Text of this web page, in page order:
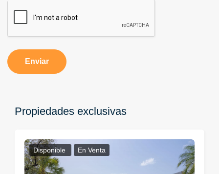
Enviar
Propiedades exclusivas
Disponible En Venta